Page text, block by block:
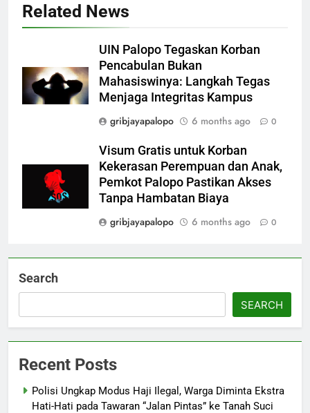
Related News
UIN Palopo Tegaskan Korban
Pencabulan Bukan
Mahasiswinya: Langkah Tegas
Menjaga Integritas Kampus
gribjayapalopo
6 months ago 0
Visum Gratis untuk Korban
Kekerasan Perempuan dan Anak,
Pemkot Palopo Pastikan Akses
Tanpa Hambatan Biaya
gribjayapalopo
6 months ago 0
Search
SEARCH
Recent Posts
Polisi Ungkap Modus Haji Ilegal, Warga Diminta Ekstra
Hati-Hati pada Tawaran “Jalan Pintas” ke Tanah Suci